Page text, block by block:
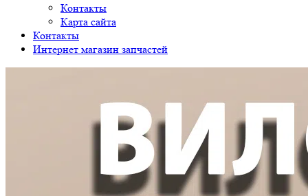
Контакты
Карта сайта
Контакты
Интернет магазин запчастей